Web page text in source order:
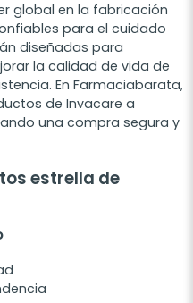
global en la fabricación
para el cuidado
diseñadas para
la calidad de vida de
En Farmaciabarata,
de Invacare a
una compra segura y
estrella de